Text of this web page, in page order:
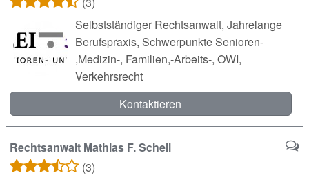
Selbstständiger Rechtsanwalt, Jahrelange
Berufspraxis, Schwerpunkte Senioren-
,Medizin-, Familien,-Arbeits-, OWI,
Verkehrsrecht
Kontaktieren
Rechtsanwalt Mathias F. Schell
(3)